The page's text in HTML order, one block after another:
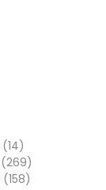
(14)
(269)
(158)